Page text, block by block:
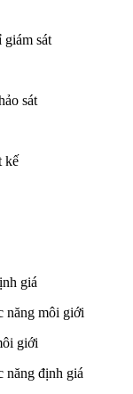
sát
sát
kế
giá
năng môi giới
giới
năng định giá